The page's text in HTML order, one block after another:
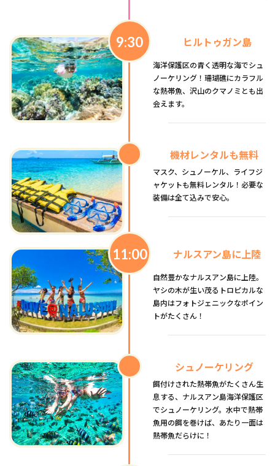
9:30 ヒルトゥガン島
海洋保護区の青く透明な海でシュ
ノーケリング！珊瑚礁にカラフル
な熱帯魚、沢山のクマノミとも出
会えます。
機材レンタルも無料
マスク、シュノーケル、ライフジ
ャケットも無料レンタル！必要な
装備は全て込みで安心。
11:00 ナルスアン島に上陸
自然豊かなナルスアン島に上陸。
ヤシの木が生い茂るトロピカルな
島内はフォトジェニックなポイン
トがたくさん！
シュノーケリング
餌付けされた熱帯魚がたくさん生
息する、ナルスアン島海洋保護区
でシュノーケリング。水中で熱帯
魚用の餌を巻けば、あたり一面は
熱帯魚だらけに！